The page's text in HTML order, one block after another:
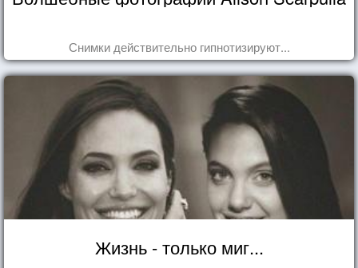
Снимки действительно гипнотизируют...
Жизнь - только миг...